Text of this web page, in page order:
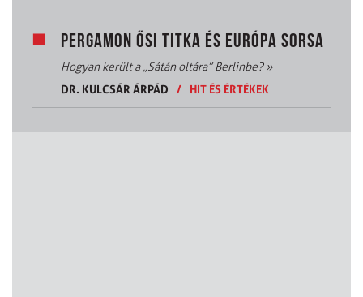
PERGAMON ŐSI TITKA ÉS EURÓPA SORSA
Hogyan került a „Sátán oltára” Berlinbe?»
DR. KULCSÁR ÁRPÁD
/ HIT ÉS ÉRTÉKEK